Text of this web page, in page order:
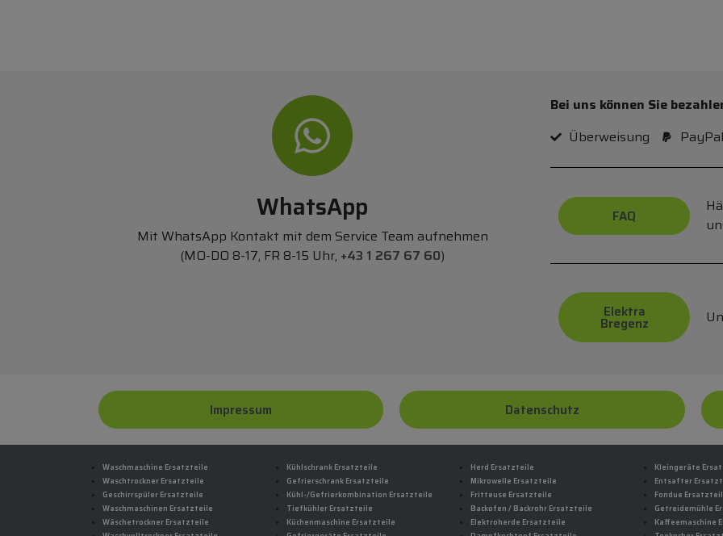
WhatsApp
Mit WhatsApp Kontakt mit dem Service Team aufnehmen
(MO-DO 8-17, FR 8-15 Uhr, +43 1 267 67 60)
Bei uns können Sie
Überweisung
PayPal
FAQ
Elektra
Bregenz
Impressum Datenschutz
Waschmaschine Ersatzteile
Waschtrockner Ersatzteile
Geschirrspüler Ersatzteile
Waschmaschinen Ersatzteile
Wäschetrockner Ersatzteile
Kühlschrank Ersatzteile
Gefrierschrank Ersatzteile
Kühl-/Gefrierkombination Ersatzteile
Tiefkühler Ersatzteile
Küchenmaschine Ersatzteile
Herd Ersatzteile
Mikrowelle Ersatzteile
Fritteuse Ersatzteile
Backofen / Backrohr Ersatzteile
Elektroherde Ersatzteile
Kleingeräte
Entsafter
Fondue
Getreidemühle
Kaffeemaschine